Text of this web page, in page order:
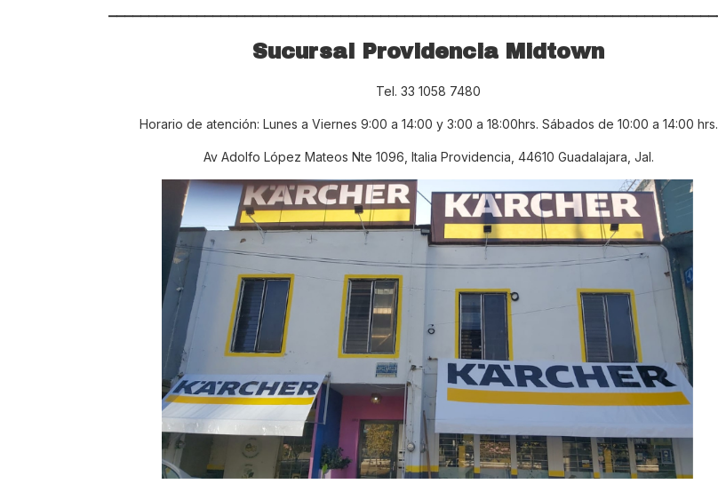
Sucursal Providencia Midtown
Tel. 33 1058 7480
Horario de atención: Lunes a Viernes 9:00 a 14:00 y 3:00 a 18:00hrs. Sábados de 10:00 a 14:00 hrs.
Av Adolfo López Mateos Nte 1096, Italia Providencia, 44610 Guadalajara, Jal.